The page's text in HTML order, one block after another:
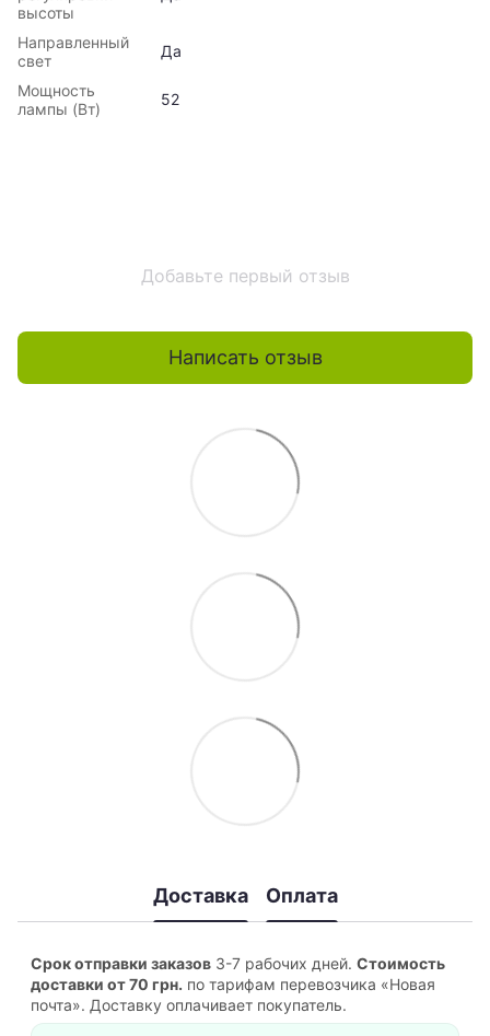
высоты
Направленный
свет
Да
Мощность
лампы (Вт)
52
Добавьте первый отзыв
Написать отзыв
Доставка Оплата
Срок отправки заказов 3-7 рабочих дней. Стоимость
доставки от 70 грн. по тарифам перевозчика «Новая
почта». Доставку оплачивает покупатель.